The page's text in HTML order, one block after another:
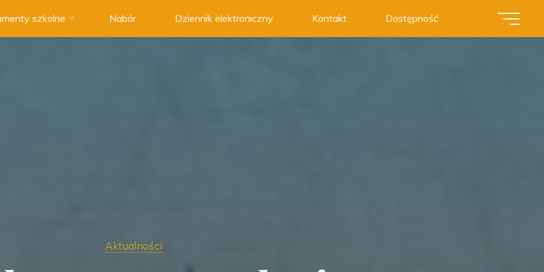
szkolne Nabór Dziennik elektroniczny Kontakt Dostępność
Aktualności